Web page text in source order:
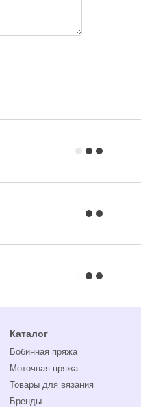
Каталог
Бобинная пряжа
Моточная пряжа
Товары для вязания
Бренды